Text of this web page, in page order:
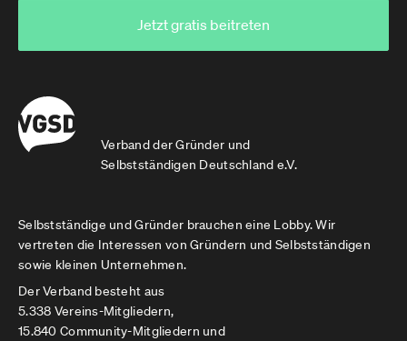
Verband der Gründer und
Selbstständigen Deutschland e.V.
Jetzt gratis beitreten
Selbstständige und Gründer brauchen eine Lobby. Wir
vertreten die Interessen von Gründern und Selbstständigen
sowie kleinen Unternehmen.
Der Verband besteht aus
5.338 Vereins-Mitgliedern,
15.840 Community-Mitgliedern und